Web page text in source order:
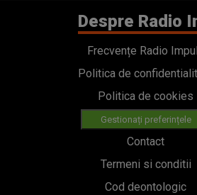
Despre Radio
Frecvențe Radio
Politica de
Politica de cookies
Gestionați preferințele
Contact
Termeni si conditii
Cod deontologic